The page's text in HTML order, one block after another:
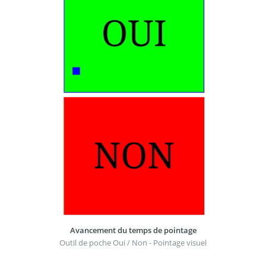
Avancement du temps de pointage
Outil de poche Oui / Non - Pointage visuel